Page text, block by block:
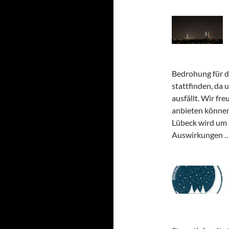
Bedrohung für
stattfinden, da
ausfällt. Wir
anbieten
Lübeck wird
Auswirkungen …